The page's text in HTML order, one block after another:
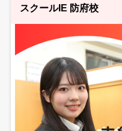
スクールIE 防府校